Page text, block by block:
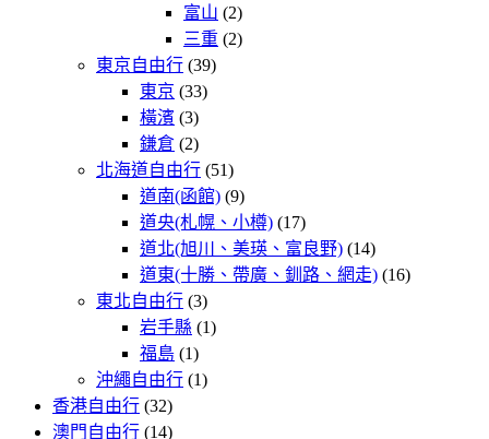
富山 (2)
三重 (2)
東京自由行 (39)
東京 (33)
橫濱 (3)
鎌倉 (2)
北海道自由行 (51)
道南(函館) (9)
道央(札幌、小樽) (17)
道北(旭川、美瑛、富良野) (14)
道東(十勝、帶廣、釧路、網走) (16)
東北自由行 (3)
岩手縣 (1)
福島 (1)
沖繩自由行 (1)
香港自由行 (32)
澳門自由行 (14)